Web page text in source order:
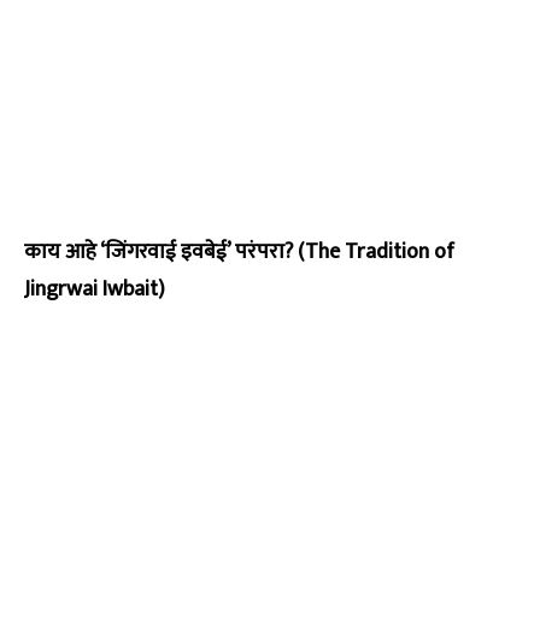
काय आहे ‘जिंगरवाई इवबेई’ परंपरा? (The Tradition of
Jingrwai Iwbait)